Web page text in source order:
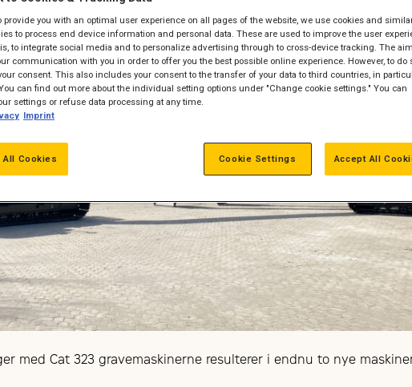
med Cat 323 gravemaskinerne resulterer i endnu to nye
provide you with an optimal user experience on all pages of the website, we use cookies and
to process end device information and personal data. These are used to improve the user
to integrate social media and to personalize advertising through to cross-device tracking. The
communication with you in order to offer you the best possible online experience. However, to do
consent. This also includes your consent to the transfer of your data to third countries, in
can find out more about the individual setting options under "Change cookie settings." You can
settings or refuse data processing at any time.
Imprint
All Cookies Accept All
Cookie Settings